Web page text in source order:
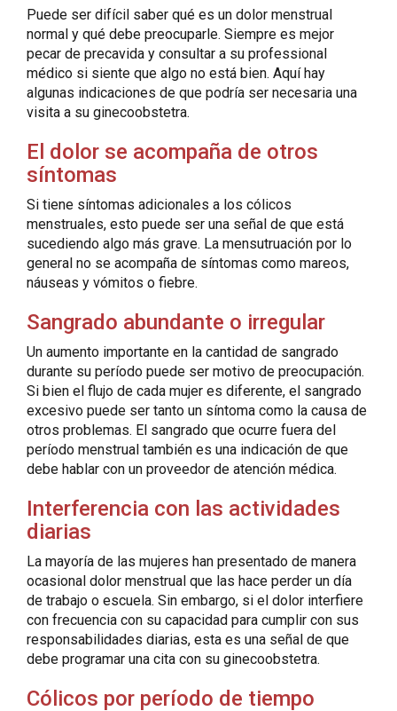
Puede ser difícil saber qué es un dolor menstrual
normal y qué debe preocuparle. Siempre es mejor
pecar de precavida y consultar a su professional
médico si siente que algo no está bien. Aquí hay
algunas indicaciones de que podría ser necesaria una
visita a su ginecoobstetra.
El dolor se acompaña de otros
síntomas
Si tiene síntomas adicionales a los cólicos
menstruales, esto puede ser una señal de que está
sucediendo algo más grave. La mensutruación por lo
general no se acompaña de síntomas como mareos,
náuseas y vómitos o fiebre.
Sangrado abundante o irregular
Un aumento importante en la cantidad de sangrado
durante su período puede ser motivo de preocupación.
Si bien el flujo de cada mujer es diferente, el sangrado
excesivo puede ser tanto un síntoma como la causa de
otros problemas. El sangrado que ocurre fuera del
período menstrual también es una indicación de que
debe hablar con un proveedor de atención médica.
Interferencia con las actividades
diarias
La mayoría de las mujeres han presentado de manera
ocasional dolor menstrual que las hace perder un día
de trabajo o escuela. Sin embargo, si el dolor interfiere
con frecuencia con su capacidad para cumplir con sus
responsabilidades diarias, esta es una señal de que
debe programar una cita con su ginecoobstetra.
Cólicos por período de tiempo